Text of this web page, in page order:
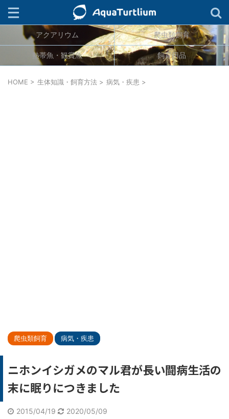
検索
ジャンル
生物分類
アクアリウム 爬虫類飼育
熱帯魚・観賞魚 飼育用品
HOME > 生体知識・飼育方法 > 病気・疾患 >
爬虫類飼育 病気・疾患
ニホンイシガメのマル君が長い闘病生活の
末に眠りにつきました
2015/04/19 2020/05/09